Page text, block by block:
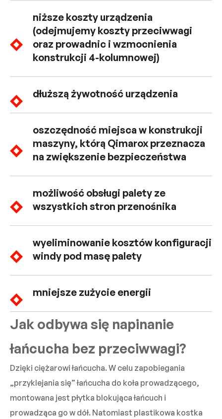
niższe koszty urządzenia
(odejmujemy koszty przeciwwagi
oraz prowadnic i wzmocnienia
konstrukcji 4-kolumnowej)
dłuższą żywotność urządzenia
oszczędność miejsca w konstrukcji
maszyny, którą Qimarox przeznacza
na zwiększenie bezpieczeństwa
możliwość obsługi palety ze
wszystkich stron przenośnika
wyeliminowanie kosztów konfiguracji
windy pod masę palety
mniejsze zużycie energii
Jak odbywa się napinanie
łańcucha bez przeciwwagi?
Dzięki ciężarowi łańcucha. W celu zapobiegania
„przyklejania się” łańcucha do koła prowadzącego,
montowana jest płytka blokująca łańcuch i
prowadząca go w dół. Natomiast plastikowa kostka